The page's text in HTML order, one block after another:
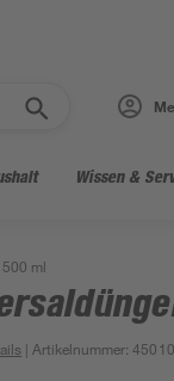
Wissen &
ml
| Artikelnummer: